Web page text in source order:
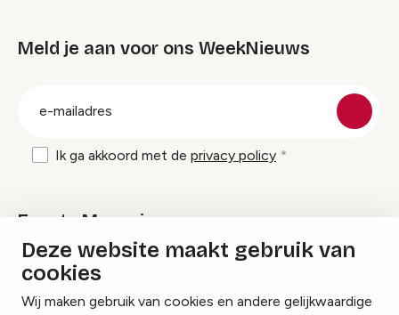
Deze website maakt gebruik van
cookies
Wij maken gebruik van cookies en andere gelijkwaardige
Meld je aan voor ons WeekNieuws
Ik ga akkoord met de privacy policy
Events Magazine
Ik ontvang graag Events Magazine